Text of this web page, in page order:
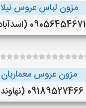
مزون لباس عروس نیلا
09056454671 (اسدآباد )
مزون عروس معماریان
09189527466 (نهاوند )